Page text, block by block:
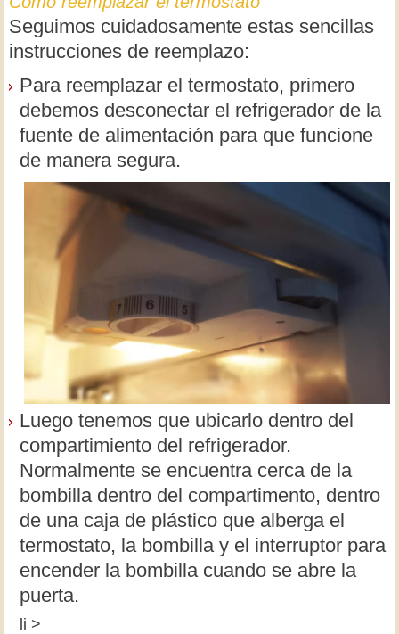
Seguimos cuidadosamente estas sencillas
instrucciones de reemplazo:
Para reemplazar el termostato, primero
debemos desconectar el refrigerador de la
fuente de alimentación para que funcione
de manera segura.
Luego tenemos que ubicarlo dentro del
compartimiento del refrigerador.
Normalmente se encuentra cerca de la
bombilla dentro del compartimento, dentro
de una caja de plástico que alberga el
termostato, la bombilla y el interruptor para
encender la bombilla cuando se abre la
puerta.
li >